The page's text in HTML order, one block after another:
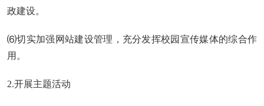
政建设。
⑹切实加强网站建设管理，充分发挥校园宣传媒体的综合作
用。
2.开展主题活动